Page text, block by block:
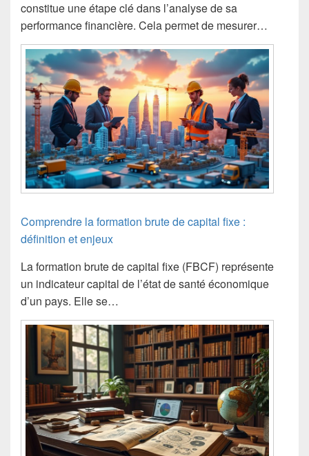
constitue une étape clé dans l’analyse de sa
performance financière. Cela permet de mesurer…
Comprendre la formation brute de capital fixe :
définition et enjeux
La formation brute de capital fixe (FBCF) représente
un indicateur capital de l’état de santé économique
d’un pays. Elle se…